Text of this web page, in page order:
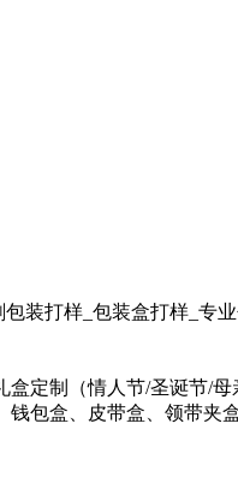
定制（情人节/圣诞节/
包盒、皮带盒、领带夹